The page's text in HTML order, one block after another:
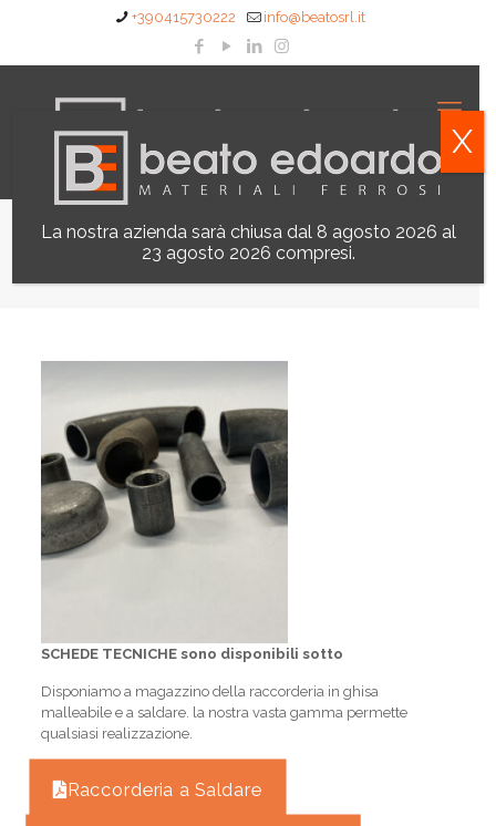
+390415730222 info@beatosrl.it
Raccorderia
SCHEDE TECNICHE sono disponibili sotto
Disponiamo a magazzino della raccorderia in ghisa
malleabile e a saldare. la nostra vasta gamma permette
qualsiasi realizzazione.
Raccorderia a Saldare
La nostra azienda sarà chiusa dal 8 agosto 2026 al
23 agosto 2026 compresi.
X